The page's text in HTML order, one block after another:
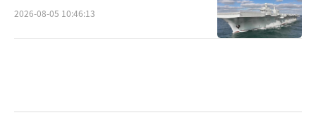
2026-08-05 10:46:13